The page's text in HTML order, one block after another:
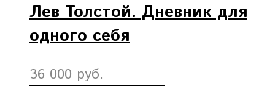
Лев Толстой. Дневник для
одного себя
36 000 руб.